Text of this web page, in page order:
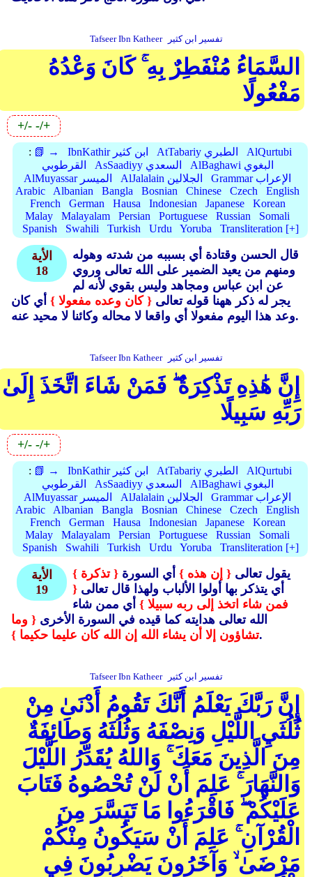
Tafseer Ibn Katheer تفسير ابن كثير
السَّمَاءُ مُنْفَطِرٌ بِهِ ۚ كَانَ وَعْدُهُ
مَفْعُولًا
+/- -/+
: 📗 → IbnKathir ابن كثير AtTabariy الطبري
AlQurtubi
القرطوبي
AsSaadiyy السعدي
AlBaghawi البغوي
AlMuyassar الميسر
AlJalalain الجلالين
Grammar الإعراب
Arabic
Albanian Bangla Bosnian Chinese Czech
English
French
German Hausa Indonesian Japanese
Korean
Malay
Malayalam Persian Portuguese Russian
Somali
Spanish
Swahili Turkish Urdu Yoruba Transliteration [+]
الأية
18
قال الحسن وقتادة أي بسببه من شدته وهوله
ومنهم من يعيد الضمير على الله تعالى وروي
عن ابن عباس ومجاهد وليس بقوي لأنه لم
يجر له ذكر ههنا قوله تعالى { كان وعده مفعولا } أي كان
وعد هذا اليوم مفعولا أي واقعا لا محاله وكائنا لا محيد عنه.
Tafseer Ibn Katheer تفسير ابن كثير
إِنَّ هَٰذِهِ تَذْكِرَةٌ ۖ فَمَنْ شَاءَ اتَّخَذَ إِلَىٰ
رَبِّهِ سَبِيلًا
+/- -/+
: 📗 → IbnKathir ابن كثير AtTabariy الطبري
AlQurtubi
القرطوبي
AsSaadiyy السعدي
AlBaghawi البغوي
AlMuyassar الميسر
AlJalalain الجلالين
Grammar الإعراب
Arabic
Albanian Bangla Bosnian Chinese Czech
English
French
German Hausa Indonesian Japanese
Korean
Malay
Malayalam Persian Portuguese Russian
Somali
Spanish
Swahili Turkish Urdu Yoruba Transliteration [+]
الأية
19
يقول تعالى { إن هذه } أي السورة { تذكرة }
أي يتذكر بها أولوا الألباب ولهذا قال تعالى {
فمن شاء اتخذ إلى ربه سبيلا } أي ممن شاء
الله تعالى هدايته كما قيده في السورة الأخرى { وما
تشاؤون إلا أن يشاء الله إن الله كان عليما حكيما }.
Tafseer Ibn Katheer تفسير ابن كثير
إِنَّ رَبَّكَ يَعْلَمُ أَنَّكَ تَقُومُ أَدْنَىٰ مِنْ
ثُلُثَيِ اللَّيْلِ وَنِصْفَهُ وَثُلُثَهُ وَطَائِفَةٌ
مِنَ الَّذِينَ مَعَكَ ۚ وَاللهُ يُقَدِّرُ اللَّيْلَ
وَالنَّهَارَ ۚ عَلِمَ أَنْ لَنْ تُحْصُوهُ فَتَابَ
عَلَيْكُمْ ۖ فَاقْرَءُوا مَا تَيَسَّرَ مِنَ
الْقُرْآنِ ۚ عَلِمَ أَنْ سَيَكُونُ مِنْكُمْ
مَرْضَىٰ ۙ وَآخَرُونَ يَضْرِبُونَ فِي